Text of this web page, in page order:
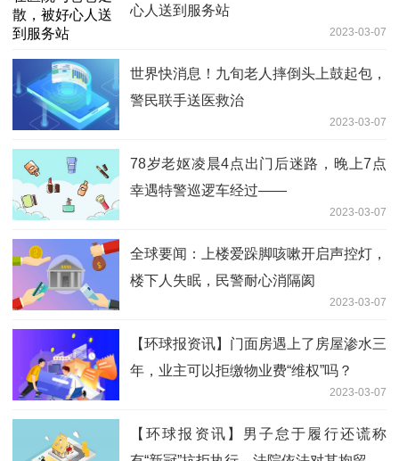
心人送到服务站
2023-03-07
世界快消息！九旬老人摔倒头上鼓起包，
警民联手送医救治
2023-03-07
78岁老妪凌晨4点出门后迷路，晚上7点
幸遇特警巡逻车经过——
2023-03-07
全球要闻：上楼爱跺脚咳嗽开启声控灯，
楼下人失眠，民警耐心消隔阂
2023-03-07
【环球报资讯】门面房遇上了房屋渗水三
年，业主可以拒缴物业费“维权”吗？
2023-03-07
【环球报资讯】男子怠于履行还谎称